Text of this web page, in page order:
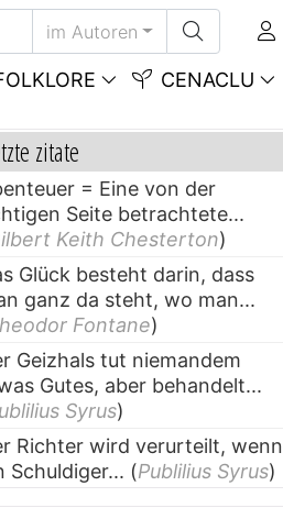
im Autoren
CENACLU
zitate
= Eine von der
Seite betrachtete...
Keith Chesterton)
Glück besteht darin, dass
ganz da steht, wo man...
Fontane)
Geizhals tut niemandem
Gutes, aber behandelt...
Syrus)
Richter wird verurteilt, wenn
Schuldiger... (Publilius Syrus)